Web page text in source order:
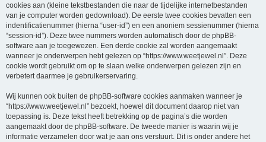
cookies aan (kleine tekstbestanden die naar de tijdelijke internetbestanden
van je computer worden gedownload). De eerste twee cookies bevatten een
indentificatienummer (hierna “user-id”) en een anoniem sessienummer (hierna
“session-id”). Deze twee nummers worden automatisch door de phpBB-
software aan je toegewezen. Een derde cookie zal worden aangemaakt
wanneer je onderwerpen hebt gelezen op “https://www.weetjewel.nl”. Deze
cookie wordt gebruikt om op te slaan welke onderwerpen gelezen zijn en
verbetert daarmee je gebruikerservaring.
Wij kunnen ook buiten de phpBB-software cookies aanmaken wanneer je
“https://www.weetjewel.nl” bezoekt, hoewel dit document daarop niet van
toepassing is. Deze tekst heeft betrekking op de pagina’s die worden
aangemaakt door de phpBB-software. De tweede manier is waarin wij je
informatie verzamelen door wat je aan ons verstuurt. Dit is onder andere het